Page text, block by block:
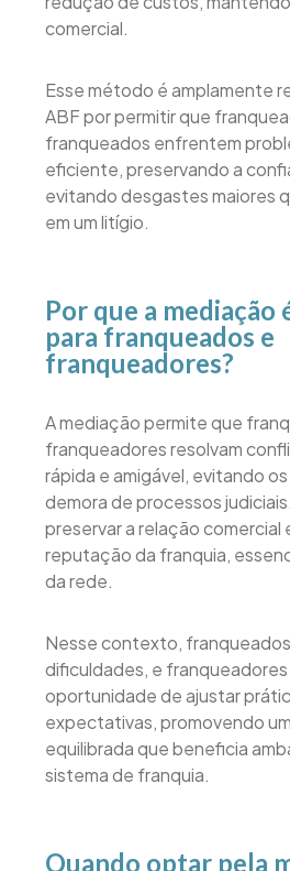
comercial.
Esse método é amplamente
ABF por permitir que
franqueados enfrentem
eficiente, preservando a
evitando desgastes maiores
em um litígio.
Por que a mediação
para franqueados e
franqueadores?
A mediação permite que
franqueadores resolvam
rápida e amigável, evitando
demora de processos
preservar a relação comercial
reputação da franquia,
da rede.
Nesse contexto,
dificuldades, e
oportunidade de ajustar
expectativas, promovendo
equilibrada que beneficia
sistema de franquia.
Quando optar pela